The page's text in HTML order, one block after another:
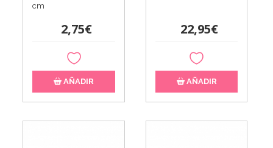
cm
2,75€
AÑADIR
22,95€
AÑADIR